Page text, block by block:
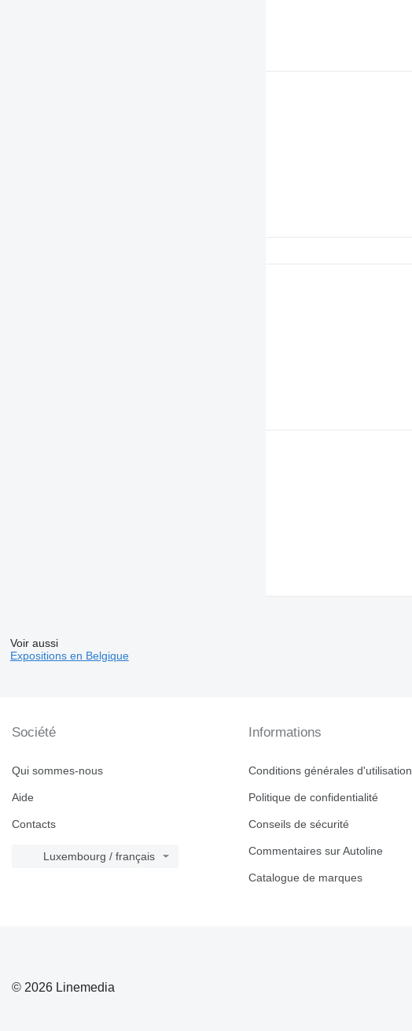
Voir aussi
Expositions en Belgique
Société
Qui sommes-nous
Aide
Contacts
Luxembourg / français
Informations
Conditions générales d'utilisation
Politique de confidentialité
Conseils de sécurité
Commentaires sur Autoline
Catalogue de marques
© 2026 Linemedia